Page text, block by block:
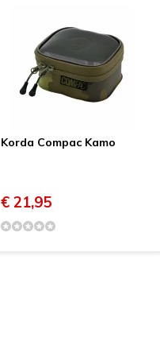
Korda Compac Kamo
€ 21,95